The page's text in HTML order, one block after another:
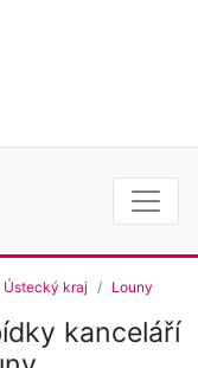
Ústecký kraj Louny
kanceláří